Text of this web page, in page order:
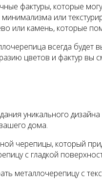
фактуры, которые
или
или камень, которые
всегда будет
цветов и фактур вы
уникального
дома.
черепицы, который
с гладкой
металлочерепицу с